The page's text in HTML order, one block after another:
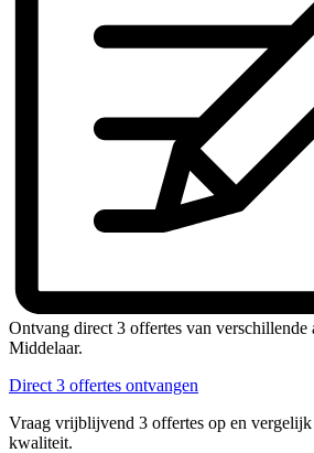
Ontvang direct 3 offertes van verschillende
Middelaar.
Direct 3 offertes ontvangen
Vraag vrijblijvend 3 offertes op en
kwaliteit.